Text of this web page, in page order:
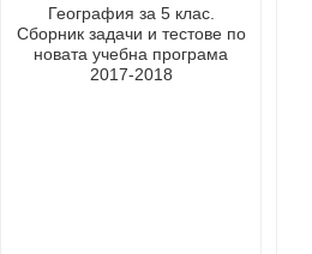
География за 5 клас.
Сборник задачи и тестове по
новата учебна програма
2017-2018